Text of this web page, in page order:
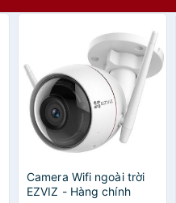
Camera Wifi ngoài trời
EZVIZ - Hàng chính